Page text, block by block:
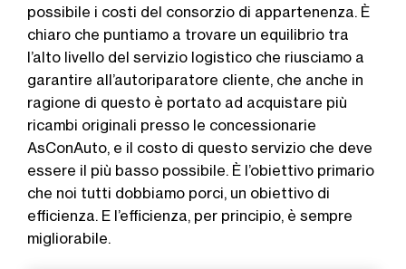
possibile i costi del consorzio di appartenenza. È
chiaro che puntiamo a trovare un equilibrio tra
l’alto livello del servizio lo­gistico che riusciamo a
garantire all’au­toriparatore cliente, che anche in
ragio­ne di questo è portato ad acquistare più
ricambi originali presso le conces­sionarie
AsConAuto, e il costo di que­sto servizio che deve
essere il più basso possibile. È l’obiettivo primario
che noi tutti dobbiamo porci, un obiettivo di
efficienza. E l’efficienza, per principio, è sempre
migliorabile.